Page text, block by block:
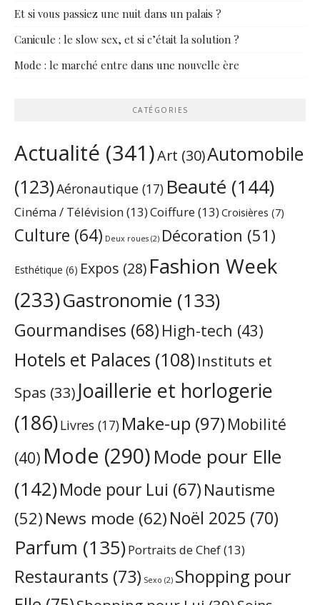
Et si vous passiez une nuit dans un palais ?
Canicule : le slow sex, et si c’était la solution ?
Mode : le marché entre dans une nouvelle ère
CATÉGORIES
Actualité (341)Art (30)Automobile
(123)Aéronautique (17) Beauté (144)
Cinéma / Télévision(13)Coiffure(13) Croisières (7)
Culture (64) Deux roues (2) Décoration (51)
Esthétique (6) Expos (28) Fashion Week
(233)Gastronomie (133)
Gourmandises (68) High-tech (43)
Hotels et Palaces (108) Instituts et
Spas (33) Joaillerie et horlogerie
(186)Livres (17) Make-up (97) Mobilité
(40) Mode (290)Mode pour Elle
(142)Mode pour Lui (67) Nautisme
(52) News mode (62)Noël 2025 (70)
Parfum (135)Portraits de Chef(13)
Restaurants (73) Sexo (2) Shopping pour